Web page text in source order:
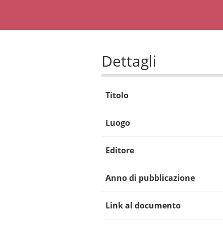
Dettagli
Titolo
Luogo
Editore
Anno di pubblicazione
Link al documento